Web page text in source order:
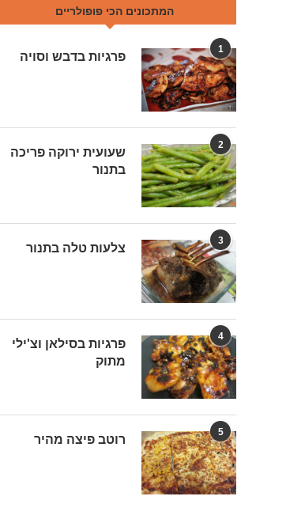
המתכונים הכי פופולריים
1
פרגיות בדבש וסויה
2
שעועית ירוקה פריכה
בתנור
3
צלעות טלה בתנור
4
פרגיות בסילאן וצ'ילי
מתוק
5
רוטב פיצה מהיר